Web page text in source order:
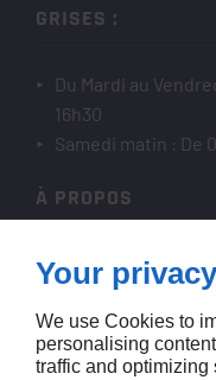
GRISES :
Du Mardi au
16h30
Samedi matin : De
À PROPOS
Accueil
Contactez-nous
Mentions légales
Plan du site
Your
We use Cookies to
personalising
traffic and